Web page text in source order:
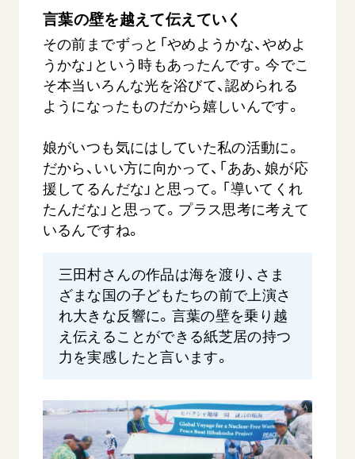
言葉の壁を越えて伝えていく
その前までずっと「やめようかな、やめよ
うかな」という時もあったんです。今でこ
そ本当いろんな光を浴びて、認められる
ようになったものだから嬉しいんです。
娘がいつも気にはしていた私の活動に。
だから、いい方に向かって、「ああ、娘が応
援してるんだな」と思って。「導いてくれ
たんだな」と思って。プラス思考に考えて
いるんですね。
三田村さんの作品は海を渡り、さま
ざまな国の子どもたちの前で上演さ
れ大きな反響に。言葉の壁を乗り越
え伝えることができる紙芝居の持つ
力を実感したと言います。